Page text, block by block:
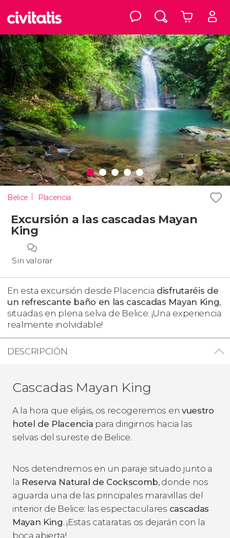
Belice Placencia
Excursión a las cascadas Mayan
King
Sin valorar
En esta excursión desde Placencia disfrutaréis de
un refrescante baño en las cascadas Mayan King,
situadas en plena selva de Belice. ¡Una experiencia
realmente inolvidable!
DESCRIPCIÓN
Cascadas Mayan King
A la hora que elijáis, os recogeremos en vuestro
hotel de Placencia para dirigirnos hacia las
selvas del sureste de Belice.
Nos detendremos en un paraje situado junto a
la Reserva Natural de Cockscomb, donde nos
aguarda una de las principales maravillas del
interior de Belice: las espectaculares cascadas
Mayan King. ¡Estas cataratas os dejarán con la
boca abierta!